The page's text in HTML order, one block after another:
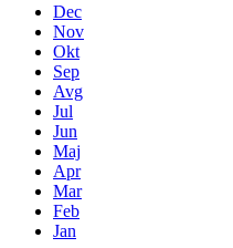
Dec
Nov
Okt
Sep
Avg
Jul
Jun
Maj
Apr
Mar
Feb
Jan